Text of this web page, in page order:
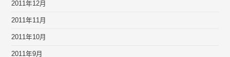
2011年12月
2011年11月
2011年10月
2011年9月